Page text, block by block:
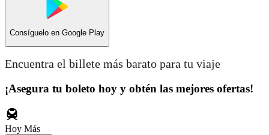
Consíguelo en Google Play
Encuentra el billete más barato para tu viaje
¡Asegura tu boleto hoy y obtén las mejores ofertas!
Hoy Más